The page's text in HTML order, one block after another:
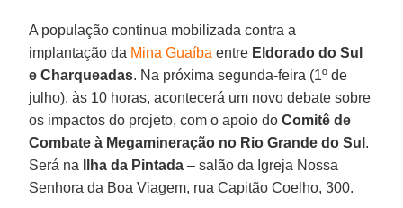
A população continua mobilizada contra a
implantação da Mina Guaíba entre Eldorado do Sul
e Charqueadas. Na próxima segunda-feira (1º de
julho), às 10 horas, acontecerá um novo debate sobre
os impactos do projeto, com o apoio doComitê de
Combate à Megamineração no Rio Grande do Sul .
Será na
Ilha da Pintada – salão da Igreja Nossa
Senhora da Boa Viagem, rua Capitão Coelho, 300.